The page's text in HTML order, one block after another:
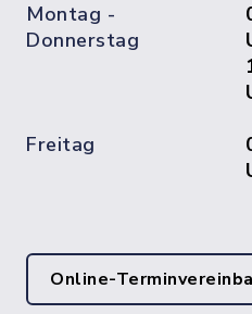
Montag -
Donnerstag
Freitag
Online-